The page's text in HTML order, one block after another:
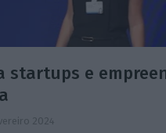
startups e
2024